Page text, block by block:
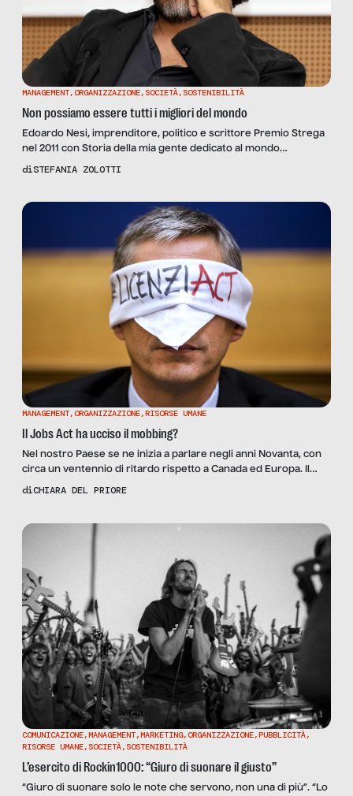
MANAGEMENT,ORGANIZZAZIONE, SOCIETÀ, SOSTENIBILITÀ
Non possiamo essere tutti i migliori del mondo
Edoardo Nesi, imprenditore, politico e scrittore Premio Strega
nel 2011 con Storia della mia gente dedicato al mondo
dell’industria tessile pratese, ci racconta come l’Italia degli anni
pause e le riprese […]
diSTEFANIA ZOLOTTI
MANAGEMENT,ORGANIZZAZIONE,RISORSE UMANE
Il Jobs Act ha ucciso il mobbing?
Nel nostro Paese se ne inizia a parlare negli anni Novanta, con
circa un ventennio di ritardo rispetto a Canada ed Europa. Il
mobbing, termine usato nell’opinione comune per designare
scarsamente o per nulla disciplinato: in Italia non […]
diCHIARA DEL PRIORE
COMUNICAZIONE,MANAGEMENT,MARKETING,ORGANIZZAZIONE,PUBBLICITÀ,
RISORSE UMANE, SOCIETÀ, SOSTENIBILITÀ
L’esercito di Rockin1000: “Giuro di suonare il giusto”
“Giuro di suonare solo le note che servono, non una di più”. “Lo